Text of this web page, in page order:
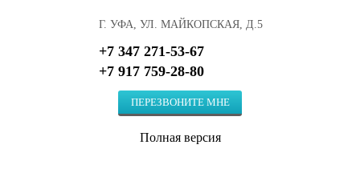
Г. УФА, УЛ. МАЙКОПСКАЯ, Д.5
+7 347 271-53-67
+7 917 759-28-80
ПЕРЕЗВОНИТЕ МНЕ
Полная версия